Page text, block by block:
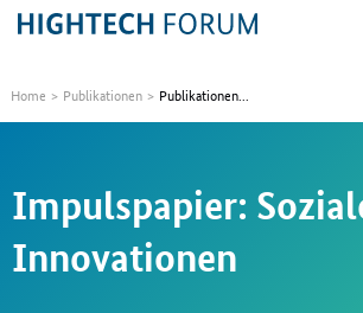
Home Publikationen Publikationen...
Impulspapier:
Innovationen